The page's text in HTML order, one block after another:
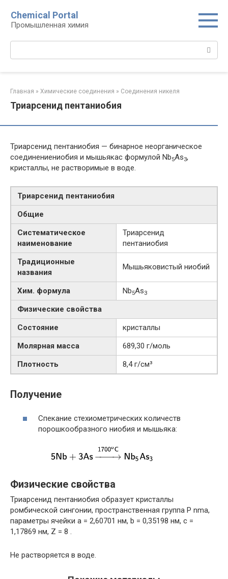
контенту
Chemical Portal
Промышленная химия
Главная » Химические соединения » Соединения никеля‎
Триарсенид пентаниобия
Триарсенид пентаниобия — бинарное неорганическое
соединениениобия и мышьякас формулой Nb5As3,
кристаллы, не растворимые в воде.
Триарсенид пентаниобия
Общие
Систематическое
наименование
Триарсенид
пентаниобия
Традиционные
названия
Мышьяковистый ниобий
Хим. формула Nb5As3
Физические свойства
Состояние
кристаллы
Молярная масса
689,30 г/моль
Плотность
8,4 г/см³
Получение
Спекание стехиометрических количеств
порошкообразного ниобия и мышьяка:
Физические свойства
Триарсенид пентаниобия образует кристаллы
ромбической сингонии, пространственная группа P nma,
параметры ячейки a = 2,60701 нм, b = 0,35198 нм, c =
1,17869 нм, Z = 8 .
Не растворяется в воде.